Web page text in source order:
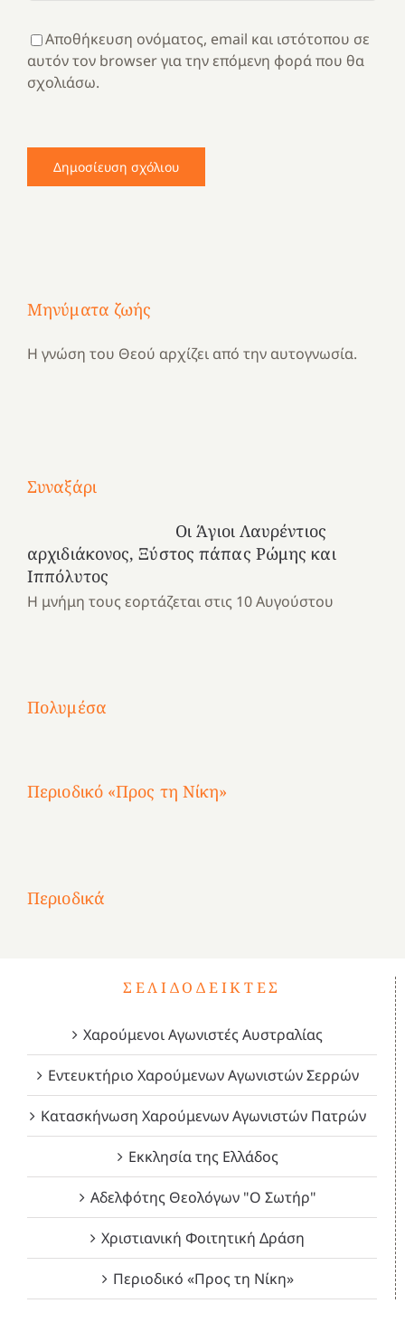
Αποθήκευση ονόματος, email και ιστότοπου σε
αυτόν τον browser για την επόμενη φορά που θα
σχολιάσω.
Μηνύματα ζωής
Η γνώση του Θεού αρχίζει από την αυτογνωσία.
Συναξάρι
Οι Άγιοι Λαυρέντιος
αρχιδιάκονος, Ξύστος πάπας Ρώμης και
Ιππόλυτος
Η μνήμη τους εορτάζεται στις 10 Αυγούστου
Πολυμέσα
αναμνήσεων…
ένα
καλοκαίρι
Αγωνίστριες
Αθηνών
τραγούδι
στο
Νοσοκομείο
“Ερυθρός
Αγωνίστριες
Αθηνών
από
το
Ελληνικό
Αγωνίστριες
Αθηνών
χρόνια
καρτερούμεν»
Περιοδικό «Προς τη Νίκη»
Περιοδικά
1821
Δεκέμβριος
2023!
Μάιος
2023!
Μάρτιος
2023!
ΣΕΛΙΔΟΔΕΊΚΤΕΣ
Χαρούμενοι Αγωνιστές Αυστραλίας
Εντευκτήριο Χαρούμενων Αγωνιστών Σερρών
Κατασκήνωση Χαρούμενων Αγωνιστών Πατρών
Εκκλησία της Ελλάδος
Αδελφότης Θεολόγων "Ο Σωτήρ"
Χριστιανική Φοιτητική Δράση
Περιοδικό «Προς τη Νίκη»